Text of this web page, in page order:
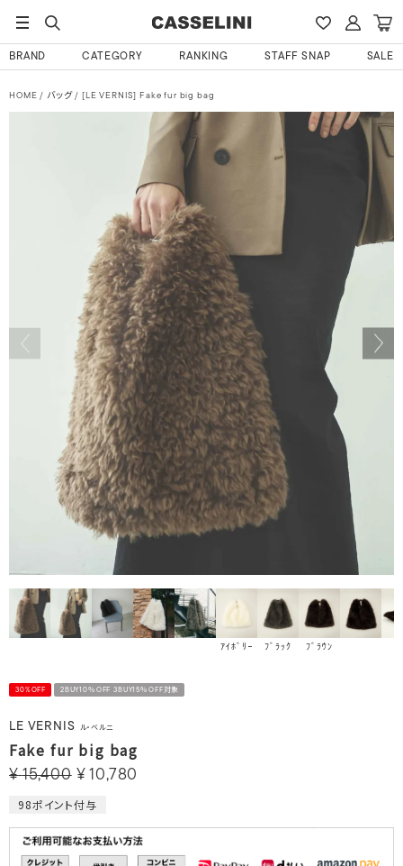
BRAND CATEGORY RANKING STAFF SNAP SALE
HOME バッグ [LE VERNIS] Fake fur big bag
ｱｲﾎﾞﾘｰ ﾌﾞﾗｯｸ ﾌﾞﾗｳﾝ
30%OFF 2BUY10％OFF 3BUY15％OFF対象
LE VERNIS ル・ベルニ
Fake fur big bag
¥ 15,400 ¥ 10,780
98ポイント付与